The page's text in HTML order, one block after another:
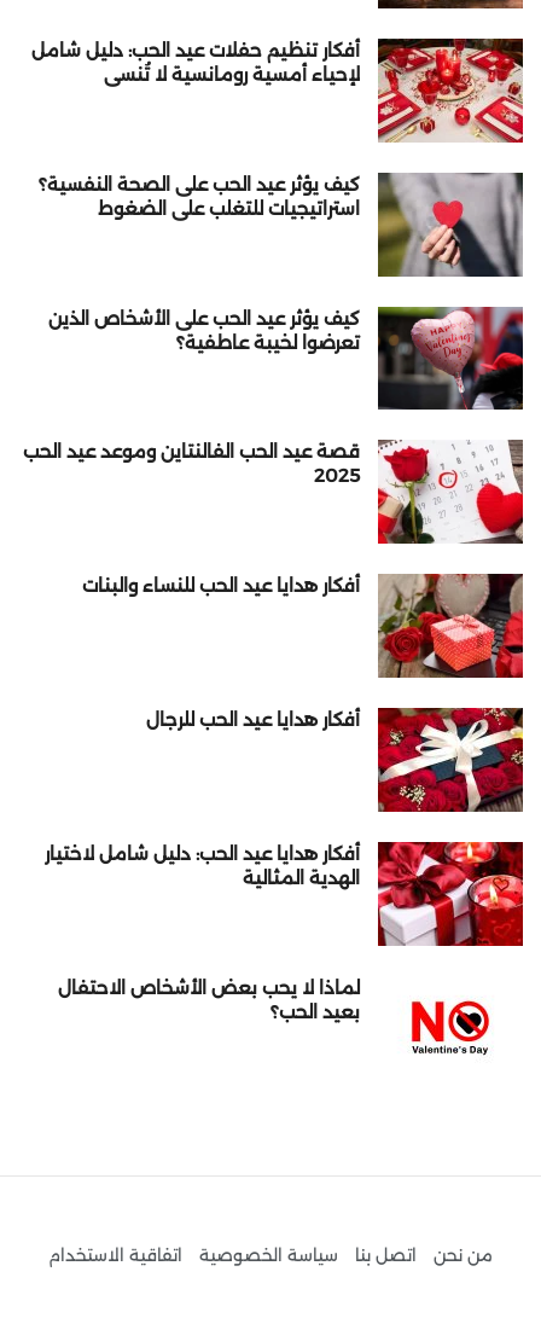
أفكار تنظيم حفلات عيد الحب: دليل شامل
لإحياء أمسية رومانسية لا تُنسى
كيف يؤثر عيد الحب على الصحة النفسية؟
استراتيجيات للتغلب على الضغوط
كيف يؤثر عيد الحب على الأشخاص الذين
تعرضوا لخيبة عاطفية؟
قصة عيد الحب الفالنتاين وموعد عيد الحب
2025
أفكار هدايا عيد الحب للنساء والبنات
أفكار هدايا عيد الحب للرجال
أفكار هدايا عيد الحب: دليل شامل لاختيار
الهدية المثالية
لماذا لا يحب بعض الأشخاص الاحتفال
بعيد الحب؟
من نحن اتصل بنا سياسة الخصوصية اتفاقية الاستخدام